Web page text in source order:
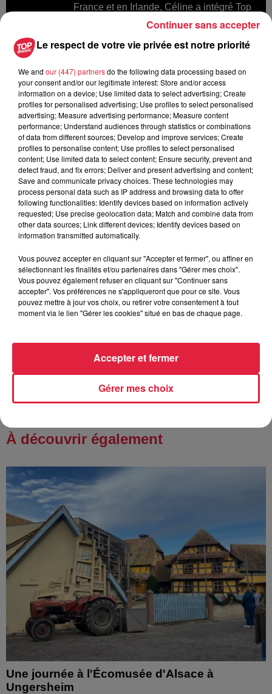
France et en Irlande, Céline a intégré Top
Music en 2008. En-dehors de ses
agendas de 10h à 16h.
A lire aussi
16h11
Une journée à l'Écomusée d'Alsace à
Ungersheim
Les sentiers poussettes de la Vallée
de Villé
À découvrir également
Une journée à l'Écomusée d'Alsace à
Ungersheim
Le respect de votre vie privée est notre priorité
We and our (447) partnersdo the following data processing based on
your consent and/or our legitimate interest: Store and/or access
information on a device; Use limited data to select advertising; Create
profiles for personalised advertising; Use profiles to select personalised
advertising; Measure advertising performance; Measure content
performance; Understand audiences through statistics or combinations
of data from different sources; Develop and improve services; Create
profiles to personalise content; Use profiles to select personalised
content; Use limited data to select content; Ensure security, prevent and
detect fraud, and fix errors; Deliver and present advertising and content;
Save and communicate privacy choices. These technologies may
process personal data such as IP address and browsing data to offer
following functionalities: Identify devices based on information actively
requested; Use precise geolocation data; Match and combine data from
other data sources; Link different devices; Identify devices based on
information transmitted automatically.
Vous pouvez accepter en cliquant sur "Accepter et fermer", ou affiner en
sélectionnant les finalités et/ou partenaires dans "Gérer mes choix".
Vous pouvez également refuser en cliquant sur "Continuer sans
accepter". Vos préférences ne s'appliqueront que pour ce site. Vous
pouvez mettre à jour vos choix, ou retirer votre consentement à tout
moment via le lien "Gérer les cookies" situé en bas de chaque page.
Gérer mes choix
Accepter et fermer
Continuer sans accepter